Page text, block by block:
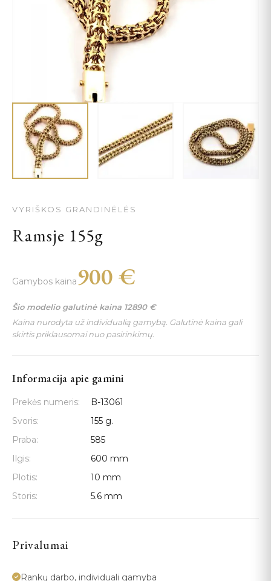
VYRIŠKOS GRANDINĖLĖS
Ramsje 155g
Gamybos kaina900 €
Šio modelio galutinė kaina 12890 €
Kaina nurodyta už individualią gamybą. Galutinė kaina gali
skirtis priklausomai nuo pasirinkimų.
Informacija apie gamini
Prekės numeris:
B-13061
Svoris:
155 g.
Praba:
585
Ilgis:
600 mm
Plotis:
10 mm
Storis:
5.6 mm
Privalumai
Rankų darbo, individuali gamyba